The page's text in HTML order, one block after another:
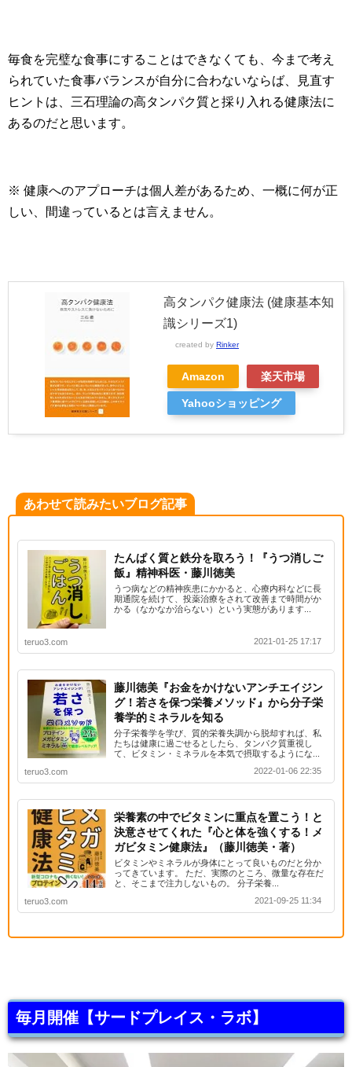
毎食を完璧な食事にすることはできなくても、今まで考え
られていた食事バランスが自分に合わないならば、見直す
ヒントは、三石理論の高タンパク質と採り入れる健康法に
あるのだと思います。
※ 健康へのアプローチは個人差があるため、一概に何が正
しい、間違っているとは言えません。
高タンパク健康法 (健康基本知
識シリーズ1)
created by Rinker
Amazon 楽天市場
Yahooショッピング
あわせて読みたいブログ記事
たんぱく質と鉄分を取ろう！『うつ消しご
飯』精神科医・藤川徳美
うつ病などの精神疾患にかかると、心療内科などに長
期通院を続けて、投薬治療をされて改善まで時間がか
かる（なかなか治らない）という実態があります...
teruo3.com 2021-01-25 17:17
藤川徳美『お金をかけないアンチエイジン
グ！若さを保つ栄養メソッド』から分子栄
養学的ミネラルを知る
分子栄養学を学び、質的栄養失調から脱却すれば、私
たちは健康に過ごせるとしたら、タンパク質重視し
て、ビタミン・ミネラルを本気で摂取するようにな...
teruo3.com
2022-01-06 22:35
栄養素の中でビタミンに重点を置こう！と
決意させてくれた『心と体を強くする！メ
ガビタミン健康法』（藤川徳美・著）
ビタミンやミネラルが身体にとって良いものだと分か
ってきています。 ただ、実際のところ、微量な存在だ
と、そこまで注力しないもの。 分子栄養...
teruo3.com
2021-09-25 11:34
毎月開催【サードプレイス・ラボ】